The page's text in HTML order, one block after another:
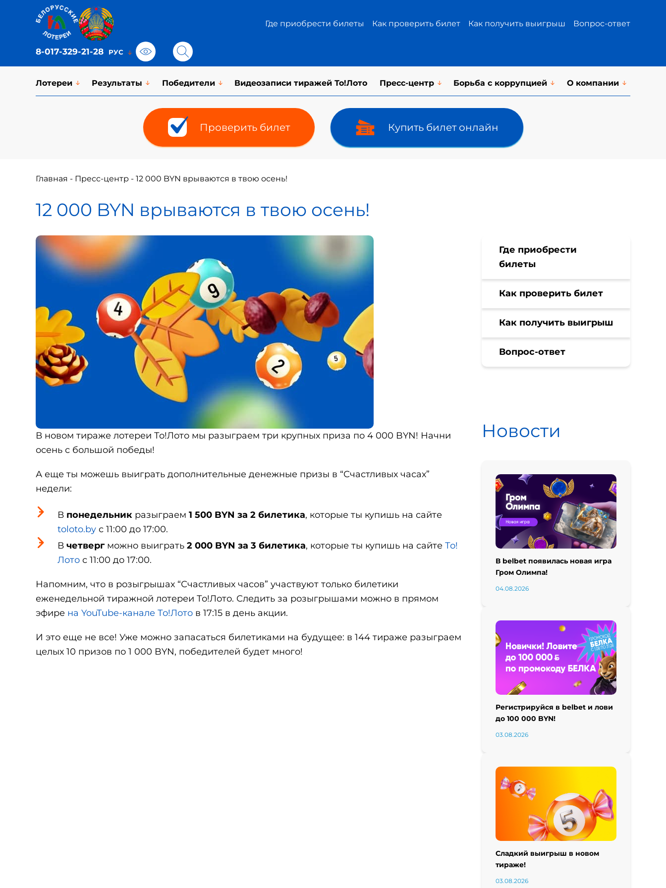
Где приобрести билеты Как проверить билет Как получить выигрыш Вопрос-ответ
8-017-329-21-28
Лотереи Результаты Победители Видеозаписи тиражей То!Лото Пресс-центр Борьба с коррупцией О компании
Проверить билет Купить билет онлайн
Главная - Пресс-центр - 12 000 BYN врываются в твою осень!
12 000 BYN врываются в твою осень!
В новом тираже лотереи То!Лото мы разыграем три крупных приза по 4 000 BYN! Начни
осень с большой победы!
А еще ты можешь выиграть дополнительные денежные призы в “Счастливых часах”
недели:
В понедельник разыграем 1 500 BYN за 2 билетика, которые ты купишь на сайте
toloto.by с 11:00 до 17:00.
В четвергможно выиграть 2 000 BYN за 3 билетика, которые ты купишь на сайте То!
Лото с 11:00 до 17:00.
Напомним, что в розыгрышах “Счастливых часов” участвуют только билетики
еженедельной тиражной лотереи То!Лото. Следить за розыгрышами можно в прямом
эфире на YouTube-канале То!Лото в 17:15 в день акции.
И это еще не все! Уже можно запасаться билетиками на будущее: в 144 тираже разыграем
целых 10 призов по 1 000 BYN, победителей будет много!
Где приобрести
билеты
Как проверить билет
Как получить выигрыш
Вопрос-ответ
Новости
В belbet появилась новая игра
Гром Олимпа!
04.08.2026
Регистрируйся в belbet и лови
до 100 000 BYN!
03.08.2026
Сладкий выигрыш в новом
тираже!
03.08.2026